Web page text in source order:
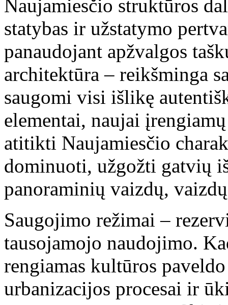
Naujamiesčio struktūros
statybas ir užstatymo
panaudojant apžvalgos
architektūra – reikšminga
saugomi visi išlikę
elementai, naujai
atitikti Naujamiesčio
dominuoti, užgožti gatvių
panoraminių vaizdų,
Saugojimo režimai –
tausojamojo naudojimo.
rengiamas kultūros
urbanizacijos procesai ir